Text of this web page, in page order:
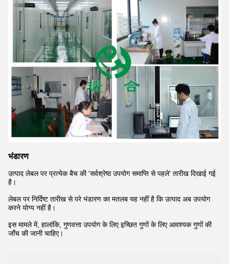
भंडारण
उत्पाद लेबल पर प्रत्येक बैच की 'सर्वश्रेष्ठ उपयोग समाप्ति से पहले' तारीख दिखाई गई
है।
लेबल पर निर्दिष्ट तारीख से परे भंडारण का मतलब यह नहीं है कि उत्पाद अब उपयोग
करने योग्य नहीं है।
इस मामले में, हालांकि, गुणवत्ता उपयोग के लिए इच्छित गुणों के लिए आवश्यक गुणों की
जाँच की जानी चाहिए।